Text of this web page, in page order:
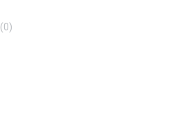
(0)